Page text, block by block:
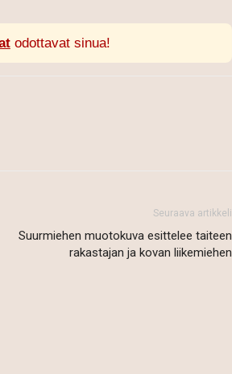
odottavat sinua!
Seuraava artikkeli
Suurmiehen muotokuva esittelee taiteen
rakastajan ja kovan liikemiehen